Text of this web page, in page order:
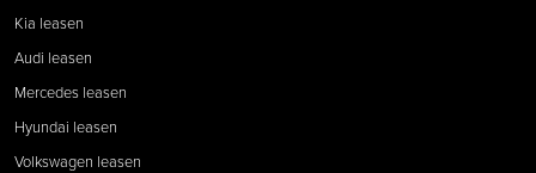
Kia leasen
Audi leasen
Mercedes leasen
Hyundai leasen
Volkswagen leasen